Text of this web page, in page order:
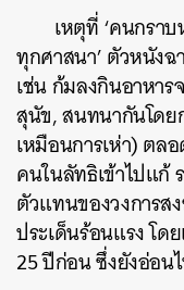
เหตุที่ ‘คนกรา
ทุกศาสนา’ ตัวหนัง
เช่น ก้มลงกินอาหา
สุนัข, สนทนากันโดย
เหมือนการเห่า) ตล
คนในลัทธิเข้าไปแก้
ตัวแทนของวงการส
ประเด็นร้อนแรง โด
25 ปีก่อน ซึ่งยังอ่อน